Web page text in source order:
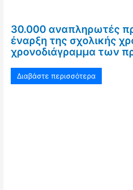
30.000 αναπληρωτές
έναρξη της σχολικής
χρονοδιάγραμμα των
Διαβάστε περισσότερα